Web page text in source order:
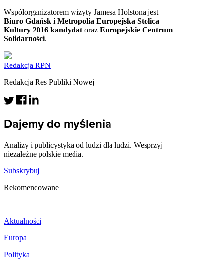
Współorganizatorem wizyty Jamesa Holstona jest
Biuro Gdańsk i Metropolia Europejska Stolica
Kultury 2016 kandydat oraz Europejskie Centrum
Solidarności.
Redakcja RPN
Redakcja Res Publiki Nowej
Dajemy do myślenia
Analizy i publicystyka od ludzi dla ludzi. Wesprzyj
niezależne polskie media.
Subskrybuj
Rekomendowane
Aktualności
Europa
Polityka